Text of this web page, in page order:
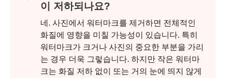
이 저하되나요?
네. 사진에서 워터마크를 제거하면 전체적인
화질에 영향을 미칠 가능성이 있습니다. 특히
워터마크가 크거나 사진의 중요한 부분을 가리
는 경우 더욱 그렇습니다. 하지만 작은 워터마
크는 화질 저하 없이 또는 거의 눈에 띄지 않게